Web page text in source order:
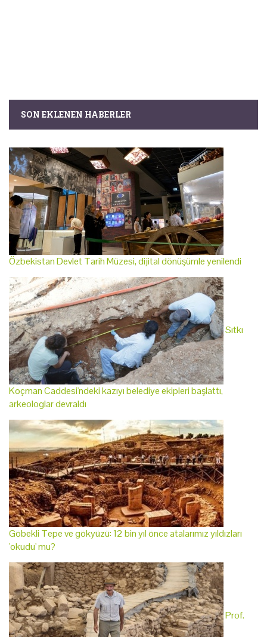
SON EKLENEN HABERLER
Özbekistan Devlet Tarih Müzesi, dijital dönüşümle yenilendi
Sıtkı
Koçman Caddesi'ndeki kazıyı belediye ekipleri başlattı,
arkeologlar devraldı
Göbekli Tepe ve gökyüzü: 12 bin yıl önce atalarımız yıldızları
'okudu' mu?
Prof.